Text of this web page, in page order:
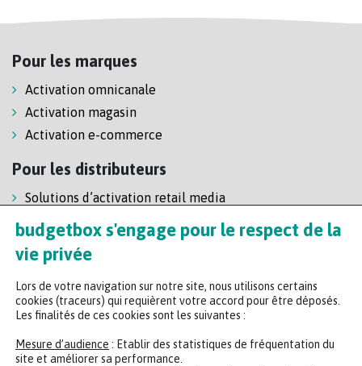
Pour les marques
Activation omnicanale
Activation magasin
Activation e-commerce
Pour les distributeurs
Solutions d’activation retail media
Solution de self-scanning
Régie enseigne
budgetbox s'engage pour le respect de la
vie privée
Lors de votre navigation sur notre site, nous utilisons certains
cookies (traceurs) qui requièrent votre accord pour être déposés.
Les finalités de ces cookies sont les suivantes :
Mesure d’audience : Etablir des statistiques de fréquentation du
site et améliorer sa performance.